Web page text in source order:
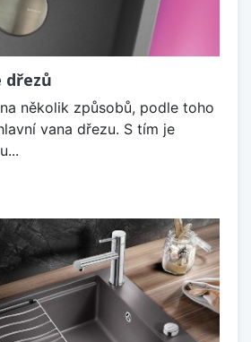
dřezů
několik způsobů, podle toho
vana dřezu. S tím je